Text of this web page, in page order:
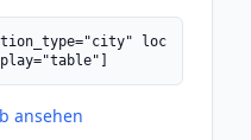
loc
ansehen